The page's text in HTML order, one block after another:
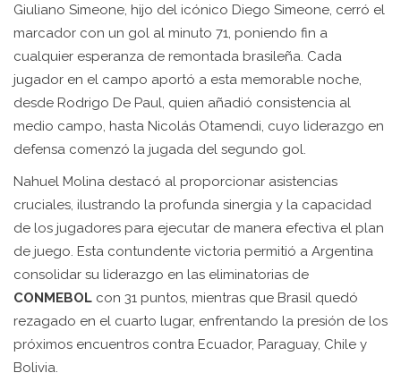
Giuliano Simeone, hijo del icónico Diego Simeone, cerró el
marcador con un gol al minuto 71, poniendo fin a
cualquier esperanza de remontada brasileña. Cada
jugador en el campo aportó a esta memorable noche,
desde Rodrigo De Paul, quien añadió consistencia al
medio campo, hasta Nicolás Otamendi, cuyo liderazgo en
defensa comenzó la jugada del segundo gol.
Nahuel Molina destacó al proporcionar asistencias
cruciales, ilustrando la profunda sinergia y la capacidad
de los jugadores para ejecutar de manera efectiva el plan
de juego. Esta contundente victoria permitió a Argentina
consolidar su liderazgo en las eliminatorias de
CONMEBOL con 31 puntos, mientras que Brasil quedó
rezagado en el cuarto lugar, enfrentando la presión de los
próximos encuentros contra Ecuador, Paraguay, Chile y
Bolivia.